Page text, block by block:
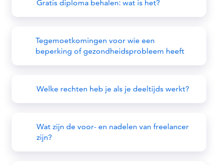
Gratis diploma behalen: wat is het?
Tegemoetkomingen voor wie een
beperking of gezondheidsprobleem heeft
Welke rechten heb je als je deeltijds werkt?
Wat zijn de voor- en nadelen van freelancer
zijn?